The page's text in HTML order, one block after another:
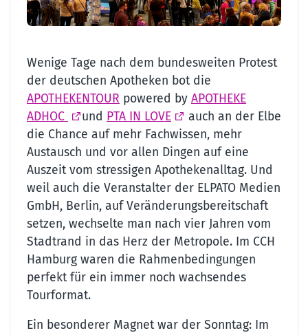
Wenige Tage nach dem bundesweiten Protest
der deutschen Apotheken bot die
APOTHEKENTOUR powered by APOTHEKE
ADHOC
und PTA IN LOVE
auch an der Elbe
die Chance auf mehr Fachwissen, mehr
Austausch und vor allen Dingen auf eine
Auszeit vom stressigen Apothekenalltag. Und
weil auch die Veranstalter der ELPATO Medien
GmbH, Berlin, auf Veränderungsbereitschaft
setzen, wechselte man nach vier Jahren vom
Stadtrand in das Herz der Metropole. Im CCH
Hamburg waren die Rahmenbedingungen
perfekt für ein immer noch wachsendes
Tourformat.
Ein besonderer Magnet war der Sonntag: Im